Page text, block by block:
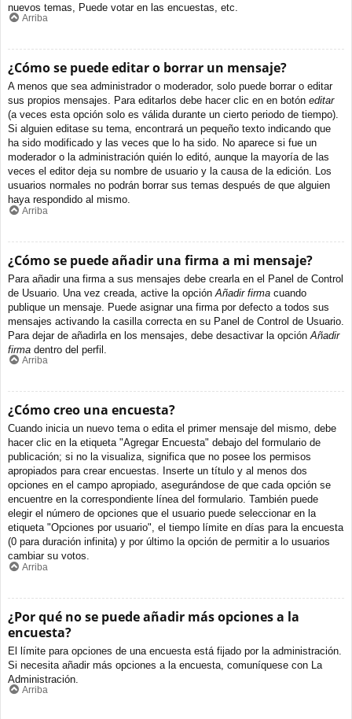
nuevos temas, Puede votar en las encuestas, etc.
Arriba
¿Cómo se puede editar o borrar un mensaje?
A menos que sea administrador o moderador, solo puede borrar o editar
sus propios mensajes. Para editarlos debe hacer clic en en botón editar
(a veces esta opción solo es válida durante un cierto periodo de tiempo).
Si alguien editase su tema, encontrará un pequeño texto indicando que
ha sido modificado y las veces que lo ha sido. No aparece si fue un
moderador o la administración quién lo editó, aunque la mayoría de las
veces el editor deja su nombre de usuario y la causa de la edición. Los
usuarios normales no podrán borrar sus temas después de que alguien
haya respondido al mismo.
Arriba
¿Cómo se puede añadir una firma a mi mensaje?
Para añadir una firma a sus mensajes debe crearla en el Panel de Control
de Usuario. Una vez creada, active la opción Añadir firma cuando
publique un mensaje. Puede asignar una firma por defecto a todos sus
mensajes activando la casilla correcta en su Panel de Control de Usuario.
Para dejar de añadirla en los mensajes, debe desactivar la opción Añadir
firma dentro del perfil.
Arriba
¿Cómo creo una encuesta?
Cuando inicia un nuevo tema o edita el primer mensaje del mismo, debe
hacer clic en la etiqueta "Agregar Encuesta" debajo del formulario de
publicación; si no la visualiza, significa que no posee los permisos
apropiados para crear encuestas. Inserte un título y al menos dos
opciones en el campo apropiado, asegurándose de que cada opción se
encuentre en la correspondiente línea del formulario. También puede
elegir el número de opciones que el usuario puede seleccionar en la
etiqueta "Opciones por usuario", el tiempo límite en días para la encuesta
(0 para duración infinita) y por último la opción de permitir a lo usuarios
cambiar su votos.
Arriba
¿Por qué no se puede añadir más opciones a la
encuesta?
El límite para opciones de una encuesta está fijado por la administración.
Si necesita añadir más opciones a la encuesta, comuníquese con La
Administración.
Arriba